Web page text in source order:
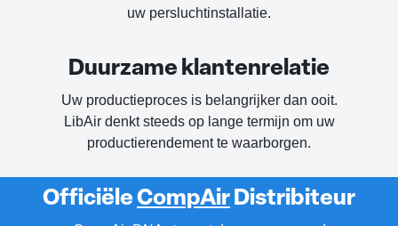
uw persluchtinstallatie.
Duurzame klantenrelatie
Uw productieproces is belangrijker dan ooit.
LibAir denkt steeds op lange termijn om uw
productierendement te waarborgen.
Officiële CompAir Distribiteur